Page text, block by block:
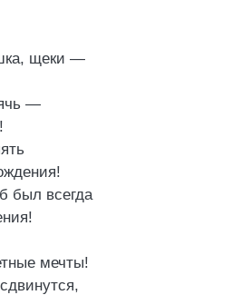
щеки —
—
был всегда
мечты!